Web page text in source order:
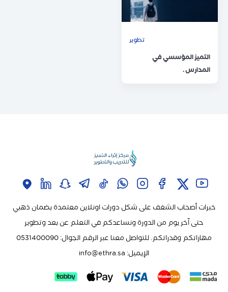
تطوير
التميز المؤسسي في
المدارس .
خبرات أصحاب الشغف على شكل دورات اونلاين معتمدة بضمان ذهبي
حتى آخر يوم من الدورة ونساعدكم في التعلم عن بعد وتطوير
مهاراتكم وقدراتكم. للتواصل معنا عبر الرقم الجوال: 0531400090
الإيميل: info@ethra.sa